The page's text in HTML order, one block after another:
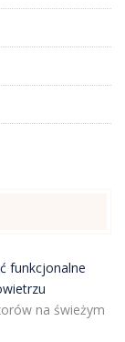
funkcjonalne
na świeżym